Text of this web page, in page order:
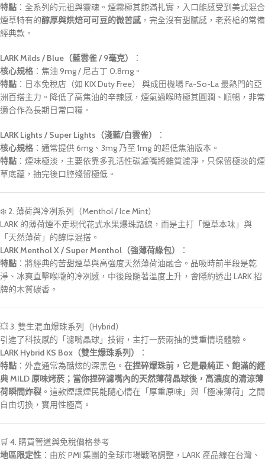
特點 ：全系列的元祖與靈魂。煙霧極其飽滿扎實，入口能感受到美式混合
煙草特有的醇厚與烘焙可可豆的微苦感 ，完全沒有甜膩感，老菸槍的常備
經典款。
LARK Milds / Blue（藍雲雀 / 9毫克）
：
核心規格 ：焦油 9mg / 尼古丁 0.8mg。
特點 ： 日本免稅店（如 KIX Duty Free） 與成田機場 Fa-So-La最熱門的亞
洲百搭主力。降低了高焦油的辛辣感，煙氣過喉時極其圓潤、順暢，非常
適合作為長期日常口糧。
LARK Lights / Super Lights（淺藍/白雲雀）
：
核心規格 ：通常提供 6mg、3mg 乃至 1mg 的超低焦油版本。
特點 ：煙味極淡，主要依靠多孔活性碳濾嘴將雜質濾淨，只保留極淡的煙
草底蘊，抽完後口腔殘留極低。
❄️ 2. 薄荷與冷冽系列（Menthol / Ice Mint）
LARK 的薄荷煙不走現代花式水果爆珠路線，而是主打「煙草本味」與
「天然薄荷」的醇厚混搭。
LARK Menthol X / Super Menthol（強薄荷綠包）
：
特點 ：將經典的苦甜煙草與高強度天然薄荷油融合。品吸時前半段是乾
淨、冰爽直擊喉嚨的冷冽感，中後段隨著溫度上升，會隱約透出 LARK 招
牌的木質碳香。
💥 3. 雙生混血爆珠系列（Hybrid）
引進了科技感的「濾嘴晶球」技術，主打一菸兩抽的雙重情境體驗。
LARK Hybrid KS Box （雙生爆珠系列）
：
特點 ：外盒通常為酷炫的深黑色。 在捏碎爆珠前，它是最純正、飽滿的經
典 MILD 原味烤菸；當你捏碎濾嘴內的天然薄荷晶球後，高濃度的清涼薄
荷瞬間炸裂 。這款煙讓煙民能隨心情在「厚重原味」與「極凍薄荷」之間
自由切換，實用性極高。
🛒 4. 購買管道與免稅價格參考
地區限定性 ：由於 PMI 集團的全球市場戰略調整，LARK 產品線在台灣、